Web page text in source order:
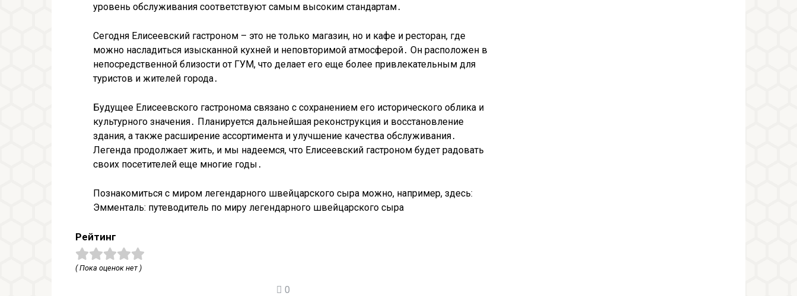
уровень обслуживания соответствуют самым высоким стандартам․
Сегодня Елисеевский гастроном – это не только магазин, но и кафе и ресторан, где
можно насладиться изысканной кухней и неповторимой атмосферой․ Он расположен в
непосредственной близости от ГУМ, что делает его еще более привлекательным для
туристов и жителей города․
Будущее Елисеевского гастронома связано с сохранением его исторического облика и
культурного значения․ Планируется дальнейшая реконструкция и восстановление
здания, а также расширение ассортимента и улучшение качества обслуживания․
Легенда продолжает жить, и мы надеемся, что Елисеевский гастроном будет радовать
своих посетителей еще многие годы․
Познакомиться с миром легендарного швейцарского сыра можно, например, здесь:
Эмменталь: путеводитель по миру легендарного швейцарского сыра
Рейтинг
( Пока оценок нет )
0